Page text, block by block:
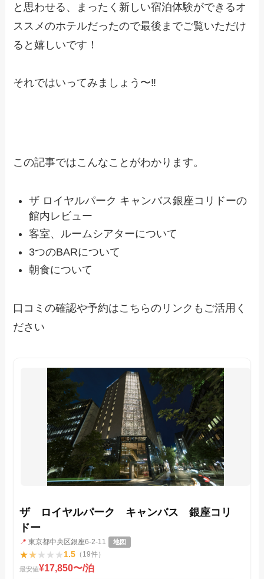
と思わせる、まったく新しい宿泊体験ができるオ
ススメのホテルだったので最後までご覧いただけ
ると嬉しいです！
それではいってみましょう〜‼︎
この記事ではこんなことがわかります。
ザ ロイヤルパーク キャンバス銀座コリドーの
館内レビュー
客室、ルームシアターについて
3つのBARについて
朝食について
口コミの確認や予約はこちらのリンクもご活用く
ださい
ザ ロイヤルパーク キャンバス 銀座コリ
ドー
📍 東京都中央区銀座6-2-11 地図
★★★ ★ ★1.5 （19件）
最安値¥17,850〜/泊